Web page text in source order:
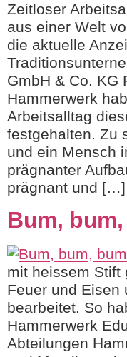
Zeitloser
aus einer Welt
die aktuelle
GmbH & Co. KG
Hammerwerk
Arbeitsalltag
festgehalten. Zu
und ein Mensch
prägnanter
prägnant und […]
Bum,
mit heissem
Feuer und Eisen
bearbeitet. So
Hammerwerk
Abteilungen